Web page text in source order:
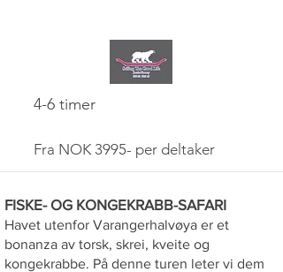
4-6 timer
Fra NOK 3995- per deltaker
FISKE- OG KONGEKRABB-SAFARI
Havet utenfor Varangerhalvøya er et
bonanza av torsk, skrei, kveite og
kongekrabbe. På denne turen leter vi dem